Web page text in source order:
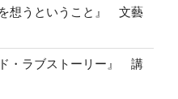
想うということ』 文藝
・ラブストーリー』 講